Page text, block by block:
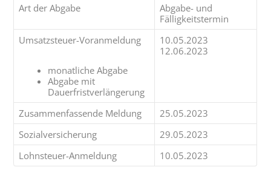
Art der Abgabe
Abgabe- und
Fälligkeitstermin
Umsatzsteuer-Voranmeldung
monatliche Abgabe
Abgabe mit
Dauerfristverlängerung
10.05.2023
12.06.2023
Zusammenfassende Meldung
25.05.2023
Sozialversicherung
29.05.2023
Lohnsteuer-Anmeldung
10.05.2023